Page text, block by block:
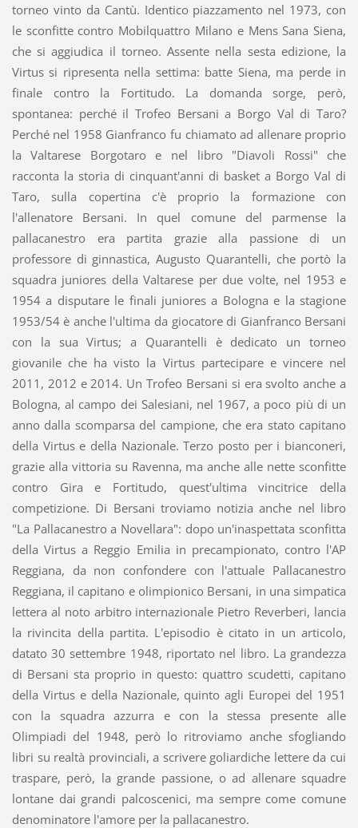
torneo vinto da Cantù. Identico piazzamento nel 1973, con
le sconfitte contro Mobilquattro Milano e Mens Sana Siena,
che si aggiudica il torneo. Assente nella sesta edizione, la
Virtus si ripresenta nella settima: batte Siena, ma perde in
finale contro la Fortitudo. La domanda sorge, però,
spontanea: perché il Trofeo Bersani a Borgo Val di Taro?
Perché nel 1958 Gianfranco fu chiamato ad allenare proprio
la Valtarese Borgotaro e nel libro "Diavoli Rossi" che
racconta la storia di cinquant'anni di basket a Borgo Val di
Taro, sulla copertina c'è proprio la formazione con
l'allenatore Bersani. In quel comune del parmense la
pallacanestro era partita grazie alla passione di un
professore di ginnastica, Augusto Quarantelli, che portò la
squadra juniores della Valtarese per due volte, nel 1953 e
1954 a disputare le finali juniores a Bologna e la stagione
1953/54 è anche l'ultima da giocatore di Gianfranco Bersani
con la sua Virtus; a Quarantelli è dedicato un torneo
giovanile che ha visto la Virtus partecipare e vincere nel
2011, 2012 e 2014. Un Trofeo Bersani si era svolto anche a
Bologna, al campo dei Salesiani, nel 1967, a poco più di un
anno dalla scomparsa del campione, che era stato capitano
della Virtus e della Nazionale. Terzo posto per i bianconeri,
grazie alla vittoria su Ravenna, ma anche alle nette sconfitte
contro Gira e Fortitudo, quest'ultima vincitrice della
competizione. Di Bersani troviamo notizia anche nel libro
"La Pallacanestro a Novellara": dopo un'inaspettata sconfitta
della Virtus a Reggio Emilia in precampionato, contro l'AP
Reggiana, da non confondere con l'attuale Pallacanestro
Reggiana, il capitano e olimpionico Bersani, in una simpatica
lettera al noto arbitro internazionale Pietro Reverberi, lancia
la rivincita della partita. L'episodio è citato in un articolo,
datato 30 settembre 1948, riportato nel libro. La grandezza
di Bersani sta proprio in questo: quattro scudetti, capitano
della Virtus e della Nazionale, quinto agli Europei del 1951
con la squadra azzurra e con la stessa presente alle
Olimpiadi del 1948, però lo ritroviamo anche sfogliando
libri su realtà provinciali, a scrivere goliardiche lettere da cui
traspare, però, la grande passione, o ad allenare squadre
lontane dai grandi palcoscenici, ma sempre come comune
denominatore l'amore per la pallacanestro.